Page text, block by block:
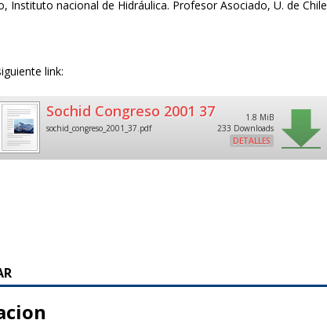
Instituto nacional de Hidráulica. Profesor Asociado, U. de Chile
link:
Sochid Congreso 2001 37
sochid_congreso_2001_37.pdf
1.8 MiB
233 Downloads
DETALLES